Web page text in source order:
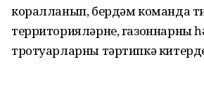
коралланып, бердәмкоманда
территорияләрне, газоннарны
тротуарларны тәртипкә